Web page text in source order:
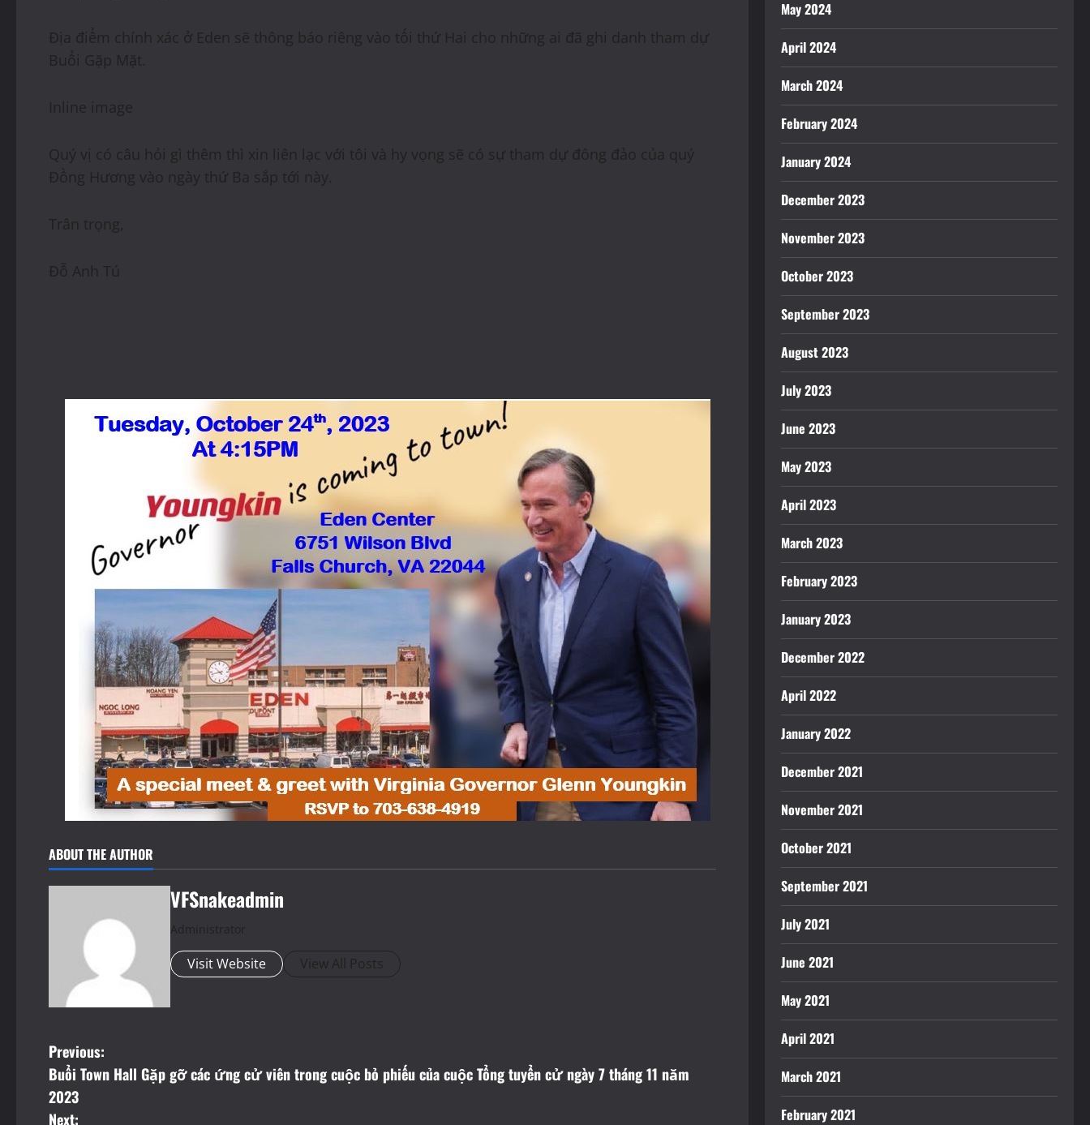
Địa điểm chính xác ở Eden sẽ thông báo riêng vào tối thứ Hai cho những ai đã ghi danh tham dự
Buổi Gặp Mặt.
Inline image
Quý vị có câu hỏi gì thêm thì xin liên lạc với tôi và hy vọng sẽ có sự tham dự đông đảo của quý
Đồng Hương vào ngày thứ Ba sắp tới này.
Trân trọng,
Đỗ Anh Tú
ABOUT THE AUTHOR
VFSnakeadmin
Administrator
Visit Website View All Posts
P
o
Previous:
Buổi Town Hall Gặp gỡ các ứng cử viên trong cuộc bỏ phiếu của cuộc Tổng tuyển cử ngày 7 tháng 11 năm
2023
Next:
May 2024
April 2024
March 2024
February 2024
January 2024
December 2023
November 2023
October 2023
September 2023
August 2023
July 2023
June 2023
May 2023
April 2023
March 2023
February 2023
January 2023
December 2022
April 2022
January 2022
December 2021
November 2021
October 2021
September 2021
July 2021
June 2021
May 2021
April 2021
March 2021
February 2021